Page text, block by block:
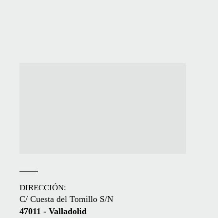
DIRECCIÓN:
C/ Cuesta del Tomillo S/N
47011 - Valladolid